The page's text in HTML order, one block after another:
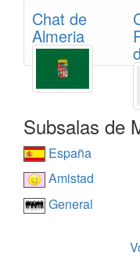
Chat de
Almeria
Subsalas de
España
Amistad
General